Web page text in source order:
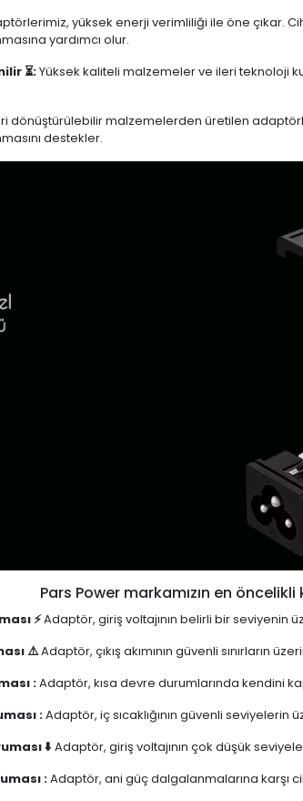
yüksek enerji verimliliği ile öne çıkar.
yardımcı olur.
⏳:Yüksek kaliteli malzemeler ve ileri teknoloji
dönüştürülebilir malzemelerden üretilen
destekler.
Pars Power markamızın en
⚡Adaptör, giriş voltajının belirli bir seviyenin
⚠️Adaptör, çıkış akımının güvenli sınırların
:Adaptör, kısa devre durumlarında kendini
:Adaptör, iç sıcaklığının güvenli seviyelerin
⬇️Adaptör, giriş voltajının çok düşük
:Adaptör, ani güç dalgalanmalarına karşı